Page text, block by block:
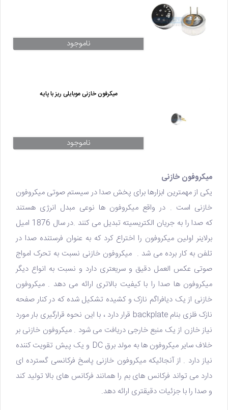
ناموجود
میکرفون خازنی موبایلی ریز با پایه
ناموجود
میکروفون خازنی
یکی از مهمترین ابزارها برای پخش صدا در سیستم صوتی میکروفون
خازنی است . در واقع میکروفون ها نوعی مبدل انرژی هستند
که صدا را به جریان الکتریسیته تبدیل می کنند .در سال 1876 امیل
برلاینر اولین میکروفون را اختراع کرد که به عنوان فرستنده صدا در
تلفن به کار برده می شد . میکروفون خازنی نسبت به تحرک امواج
صوتی عکس العمل دقیق و سریعتری دارد و نسبت به انواع دیگر
میکروفون ها صدا را با کیفیت بالاتری ارائه می دهد . میکروفون
خازنی از یک دیافراگم نازک و کشیده تشکیل شده که در کنار صفحه
نازک فلزی بنام backplate قرار دارد ، با این نحوه قرارگیری بار مورد
نیاز خازن از یک منبع خارجی دریافت می شود . میکروفون خازنی بر
خلاف سایر میکروفون ها به مولد برق DC و یک پیش تقویت کننده
نیاز دارد . از آنجائیکه میکروفون خازنی پاسخ فرکانسی گسترده ای
دارد می تواند فرکانس های بم را همانند فرکانس های بالا تولید کند
و صدا را با جزئیات دقیقتری ارائه دهد.